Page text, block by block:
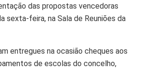
das propostas vencedoras
sexta-feira, na Sala de Reuniões da
entregues na ocasião cheques aos
de escolas do concelho,